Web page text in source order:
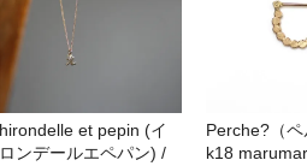
hirondelle et pepin (イ
ロンデールエペパン) /
Perche?（
k18